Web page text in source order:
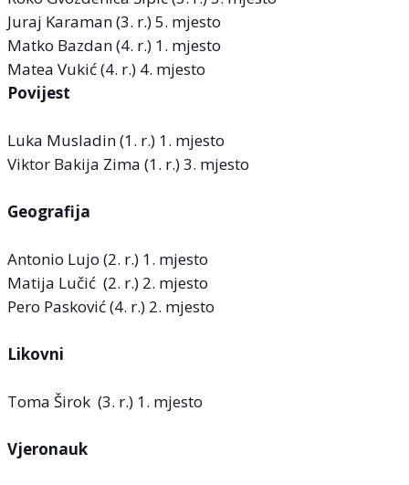
Juraj Karaman (3. r.) 5. mjesto
Matko Bazdan (4. r.) 1. mjesto
Matea Vukić (4. r.) 4. mjesto
Povijest
Luka Musladin (1. r.) 1. mjesto
Viktor Bakija Zima (1. r.) 3. mjesto
Geografija
Antonio Lujo (2. r.) 1. mjesto
Matija Lučić (2. r.) 2. mjesto
Pero Pasković (4. r.) 2. mjesto
Likovni
Toma Širok (3. r.) 1. mjesto
Vjeronauk